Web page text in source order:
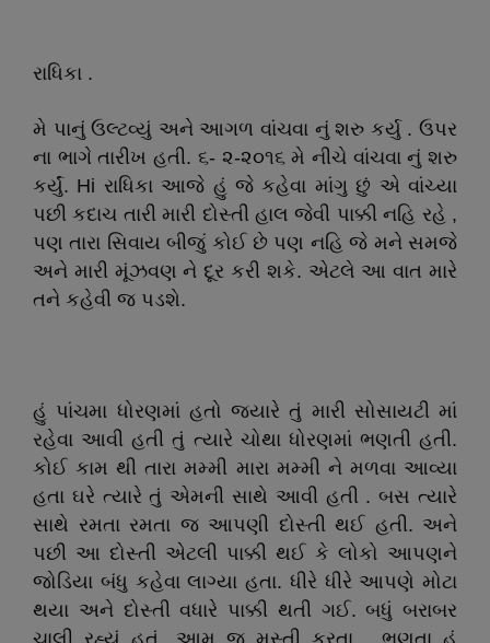
રાધિકા .
મે પાનું ઉલ્ટવ્યું અને આગળ વાંચવા નું શરુ કર્યુ . ઉપર
ના ભાગે તારીખ હતી. ૬- ૨-૨૦૧૬ મે નીચે વાંચવા નું શરુ
કર્યું. Hi રાધિકા આજે હું જે કહેવા માંગુ છું એ વાંચ્યા
પછી કદાચ તારી મારી દોસ્તી હાલ જેવી પાક્કી નહિ રહે ,
પણ તારા સિવાય બીજું કોઈ છે પણ નહિ જે મને સમજે
અને મારી મૂંઝવણ ને દૂર કરી શકે. એટલે આ વાત મારે
તને કહેવી જ પડશે.
હું પાંચમા ધોરણમાં હતો જ્યારે તું મારી સોસાયટી માં
રહેવા આવી હતી તું ત્યારે ચોથા ધોરણમાં ભણતી હતી.
કોઈ કામ થી તારા મમ્મી મારા મમ્મી ને મળવા આવ્યા
હતા ઘરે ત્યારે તું એમની સાથે આવી હતી . બસ ત્યારે
સાથે રમતા રમતા જ આપણી દોસ્તી થઈ હતી. અને
પછી આ દોસ્તી એટલી પાક્કી થઈ કે લોકો આપણને
જોડિયા બંધુ કહેવા લાગ્યા હતા. ધીરે ધીરે આપણે મોટા
થયા અને દોસ્તી વધારે પાક્કી થતી ગઈ. બધું બરાબર
ચાલી રહ્યું હતું .આમ જ મસ્તી કરતા , ભણતા હું